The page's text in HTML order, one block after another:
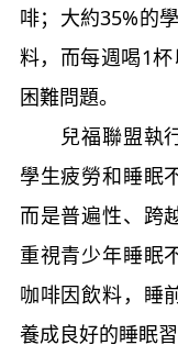
啡；大約35%的
料，而每週喝1
困難問題。
兒福聯盟執行
學生疲勞和睡眠
而是普遍性、跨
重視青少年睡眠
咖啡因飲料，睡
養成良好的睡眠習